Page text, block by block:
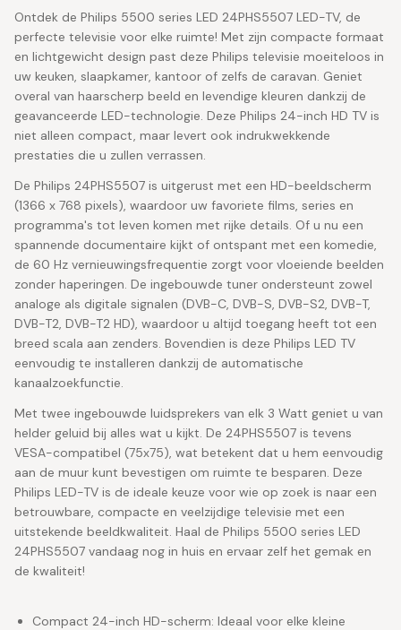
Ontdek de Philips 5500 series LED 24PHS5507 LED-TV, de
perfecte televisie voor elke ruimte! Met zijn compacte formaat
en lichtgewicht design past deze Philips televisie moeiteloos in
uw keuken, slaapkamer, kantoor of zelfs de caravan. Geniet
overal van haarscherp beeld en levendige kleuren dankzij de
geavanceerde LED-technologie. Deze Philips 24-inch HD TV is
niet alleen compact, maar levert ook indrukwekkende
prestaties die u zullen verrassen.
De Philips 24PHS5507 is uitgerust met een HD-beeldscherm
(1366 x 768 pixels), waardoor uw favoriete films, series en
programma's tot leven komen met rijke details. Of u nu een
spannende documentaire kijkt of ontspant met een komedie,
de 60 Hz vernieuwingsfrequentie zorgt voor vloeiende beelden
zonder haperingen. De ingebouwde tuner ondersteunt zowel
analoge als digitale signalen (DVB-C, DVB-S, DVB-S2, DVB-T,
DVB-T2, DVB-T2 HD), waardoor u altijd toegang heeft tot een
breed scala aan zenders. Bovendien is deze Philips LED TV
eenvoudig te installeren dankzij de automatische
kanaalzoekfunctie.
Met twee ingebouwde luidsprekers van elk 3 Watt geniet u van
helder geluid bij alles wat u kijkt. De 24PHS5507 is tevens
VESA-compatibel (75x75), wat betekent dat u hem eenvoudig
aan de muur kunt bevestigen om ruimte te besparen. Deze
Philips LED-TV is de ideale keuze voor wie op zoek is naar een
betrouwbare, compacte en veelzijdige televisie met een
uitstekende beeldkwaliteit. Haal de Philips 5500 series LED
24PHS5507 vandaag nog in huis en ervaar zelf het gemak en
de kwaliteit!
Compact 24-inch HD-scherm: Ideaal voor elke kleine